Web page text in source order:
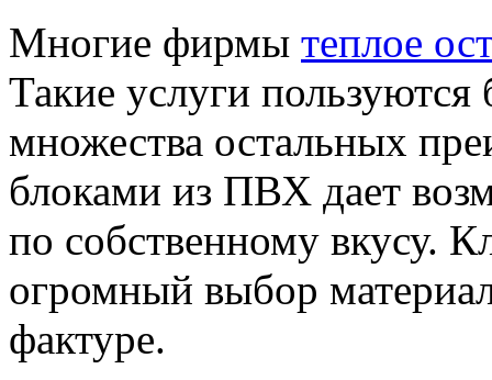
Многие фирмы теплое
Такие услуги
множества остальных
блоками из ПВХ дает
по собственному вкусу.
огромный выбор
фактуре.